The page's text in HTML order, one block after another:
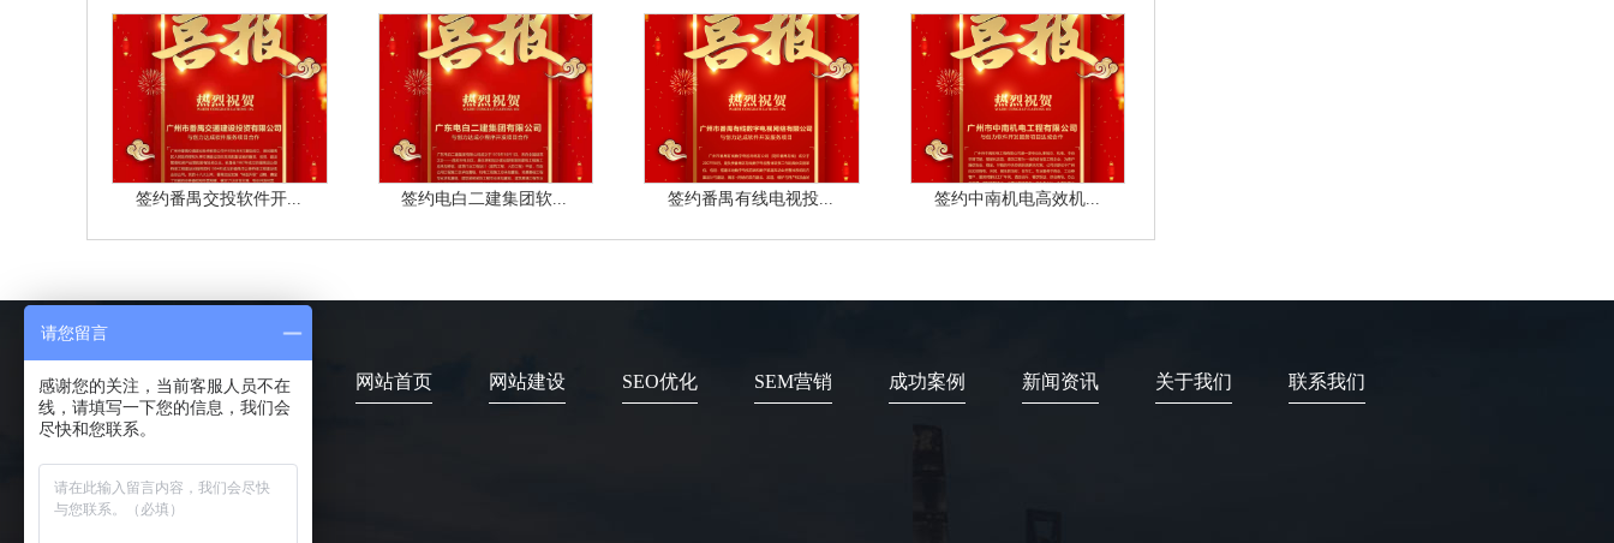
签约番禺交投软件开... 签约电白二建集团软... 签约番禺有线电视投... 签约中南机电高效机...
网站首页 网站建设 SEO优化 SEM营销 成功案例 新闻资讯 关于我们 联系我们
请您留言
感谢您的关注，当前客服人员不在
线，请填写一下您的信息，我们会
尽快和您联系。